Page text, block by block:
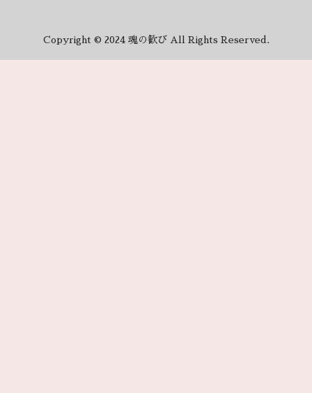
Copyright © 2024 魂の歓び All Rights Reserved.